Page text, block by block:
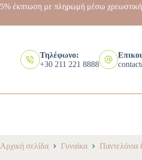
5% έκπτωση με πληρωμή μέσω
Τηλέφωνο:
+30 211 221 8888
Αρχική σελίδα Γυναίκα Παντελόνια